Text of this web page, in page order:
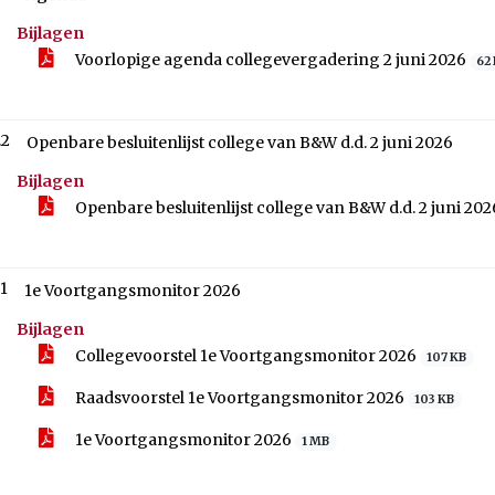
Bijlagen
Voorlopige agenda collegevergadering 2 juni 2026
62
Openbare besluitenlijst college van B&W d.d. 2 juni 2026
Bijlagen
Openbare besluitenlijst college van B&W d.d. 2 juni
1e Voortgangsmonitor 2026
Bijlagen
Collegevoorstel 1e Voortgangsmonitor 2026
107 KB
Raadsvoorstel 1e Voortgangsmonitor 2026 103 KB
1e Voortgangsmonitor 2026 1 MB